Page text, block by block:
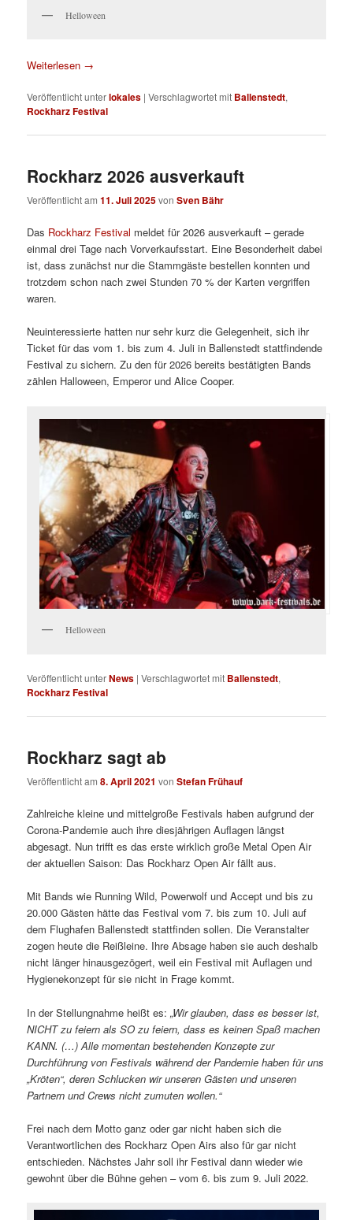
Helloween
Weiterlesen →
Veröffentlicht unterlokales |Verschlagwortet mit Ballenstedt,
Rockharz Festival
Rockharz 2026 ausverkauft
Veröffentlicht am11. Juli 2025vonSven Bähr
Das Rockharz Festival meldet für 2026 ausverkauft – gerade
einmal drei Tage nach Vorverkaufsstart. Eine Besonderheit dabei
ist, dass zunächst nur die Stammgäste bestellen konnten und
trotzdem schon nach zwei Stunden 70 % der Karten vergriffen
waren.
Neuinteressierte hatten nur sehr kurz die Gelegenheit, sich ihr
Ticket für das vom 1. bis zum 4. Juli in Ballenstedt stattfindende
Festival zu sichern. Zu den für 2026 bereits bestätigten Bands
zählen Halloween, Emperor und Alice Cooper.
Helloween
Veröffentlicht unterNews |Verschlagwortet mit Ballenstedt,
Rockharz Festival
Rockharz sagt ab
Veröffentlicht am8. April 2021 vonStefan Frühauf
Zahlreiche kleine und mittelgroße Festivals haben aufgrund der
Corona-Pandemie auch ihre diesjährigen Auflagen längst
abgesagt. Nun trifft es das erste wirklich große Metal Open Air
der aktuellen Saison: Das Rockharz Open Air fällt aus.
Mit Bands wie Running Wild, Powerwolf und Accept und bis zu
20.000 Gästen hätte das Festival vom 7. bis zum 10. Juli auf
dem Flughafen Ballenstedt stattfinden sollen. Die Veranstalter
zogen heute die Reißleine. Ihre Absage haben sie auch deshalb
nicht länger hinausgezögert, weil ein Festival mit Auflagen und
Hygienekonzept für sie nicht in Frage kommt.
In der Stellungnahme heißt es:„Wir glauben, dass es besser ist,
NICHT zu feiern als SO zu feiern, dass es keinen Spaß machen
KANN. (…) Alle momentan bestehenden Konzepte zur
Durchführung von Festivals während der Pandemie haben für uns
„Kröten“, deren Schlucken wir unseren Gästen und unseren
Partnern und Crews nicht zumuten wollen.“
Frei nach dem Motto ganz oder gar nicht haben sich die
Verantwortlichen des Rockharz Open Airs also für gar nicht
entschieden. Nächstes Jahr soll ihr Festival dann wieder wie
gewohnt über die Bühne gehen – vom 6. bis zum 9. Juli 2022.